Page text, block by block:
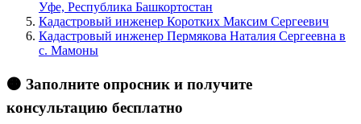
Уфе, Республика Башкортостан
Кадастровый инженер Коротких Максим Сергеевич
Кадастровый инженер Пермякова Наталия Сергеевна в
c. Мамоны
🟠 Заполните опросник и получите
консультацию бесплатно